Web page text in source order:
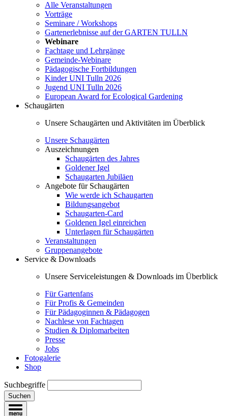
Alle Veranstaltungen
Vorträge
Seminare / Workshops
Gartenerlebnisse auf der GARTEN TULLN
Webinare
Fachtage und Lehrgänge
Gemeinde-Webinare
Pädagogische Fortbildungen
Kinder UNI Tulln 2026
Jugend UNI Tulln 2026
European Award for Ecological Gardening
Schaugärten
Unsere Schaugärten und Aktivitäten im Überblick
Unsere Schaugärten
Auszeichnungen
Schaugärten des Jahres
Goldener Igel
Schaugarten Jubiläen
Angebote für Schaugärten
Wie werde ich Schaugarten
Bildungsangebot
Schaugarten-Card
Goldenen Igel einreichen
Unterlagen für Schaugärten
Veranstaltungen
Gruppenangebote
Service & Downloads
Unsere Serviceleistungen & Downloads im Überblick
Für Gartenfans
Für Profis & Gemeinden
Für Pädagoginnen & Pädagogen
Nachlese von Fachtagen
Studien & Diplomarbeiten
Presse
Jobs
Fotogalerie
Shop
Suchbegriffe
Suchen